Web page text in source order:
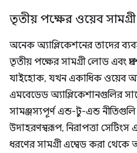
তৃতীয় পক্ষের ওয়েব
অনেক অ্যাপ্লিকেশনের তাদের
তৃতীয় পক্ষের সামগ্রী লোড এবং
যাইহোক, যখন একাধিক ওয়েব
এমবেডেড অ্যাপ্লিকেশানগুলির
সামঞ্জস্যপূর্ণ এন্ড-টু-এন্ড
উদাহরণস্বরূপ, নিরাপত্তা সেটিংস
ধরণের সামগ্রী এম্বেড করা